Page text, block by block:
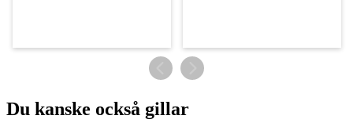
Du kanske också gillar